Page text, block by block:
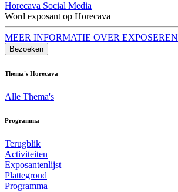
Horecava Social Media
Word exposant op Horecava
MEER INFORMATIE OVER EXPOSEREN
Bezoeken
Thema's Horecava
Alle Thema's
Programma
Terugblik
Activiteiten
Exposantenlijst
Plattegrond
Programma